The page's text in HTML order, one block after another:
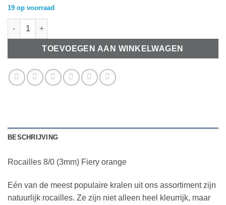
19 op voorraad
Rocailles 8/0 (3mm) Fiery orange (10gr) aantal
TOEVOEGEN AAN WINKELWAGEN
BESCHRIJVING
Rocailles 8/0 (3mm) Fiery orange
Eén van de meest populaire kralen uit ons assortiment zijn
natuurlijk rocailles. Ze zijn niet alleen heel kleurrijk, maar